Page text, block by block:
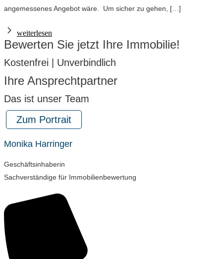
angemessenes Angebot wäre. Um sicher zu gehen, […]
weiterlesen
Bewerten Sie jetzt Ihre Immobilie!
Kostenfrei | Unverbindlich
Ihre Ansprechtpartner
Das ist unser Team
Zum Portrait
Monika Harringer
Geschäftsinhaberin
Sachverständige für Immobilienbewertung